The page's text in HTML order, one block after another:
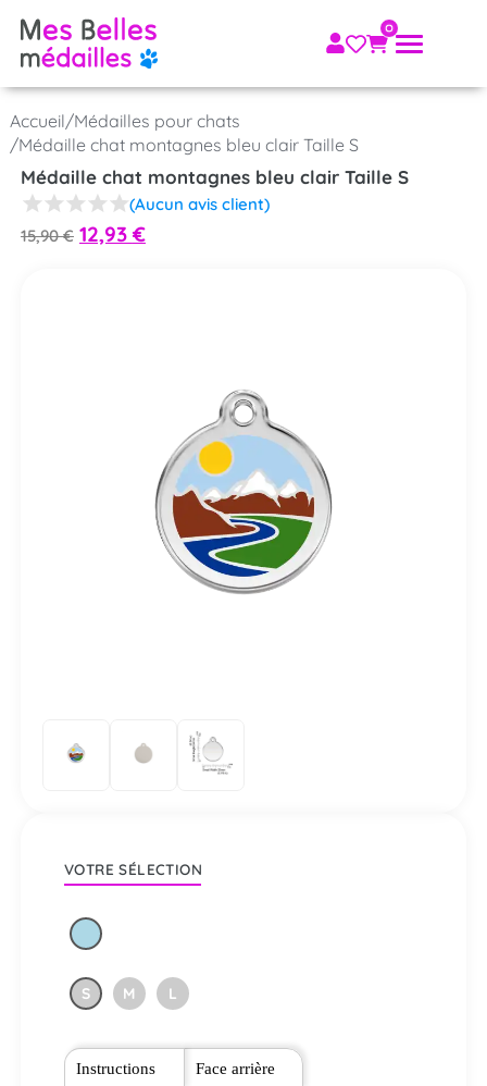
Accueil/Médailles pour chats
/Médaille chat montagnes bleu clair Taille S
Médaille chat montagnes bleu clair Taille S
(Aucun avis client)
15,90€ 12,93 €
VOTRE SÉLECTION
S M L
Instructions Face arrière